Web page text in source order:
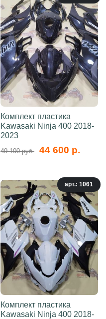
Комплект пластика
Kawasaki Ninja 400 2018-
2023
49 100 руб. 44 600 р.
арт.: 1061
Комплект пластика
Kawasaki Ninja 400 2018-